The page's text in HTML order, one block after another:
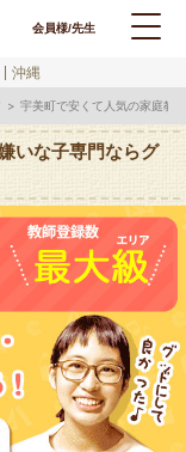
会員様/先生
沖縄
宇美町で安くて人気の家庭教
いな子専門ならグ